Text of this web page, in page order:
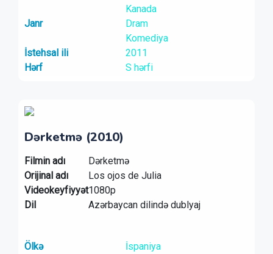
Kanada
Janr
Dram
Komediya
İstehsal ili
2011
Hərf
S hərfi
Dərketmə (2010)
Filmin adı
Dərketmə
Orijinal adı
Los ojos de Julia
Videokeyfiyyət1080p
Dil
Azərbaycan dilində dublyaj
Ölkə
İspaniya